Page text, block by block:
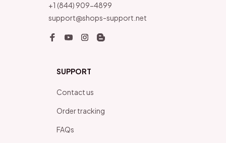
+1 (844) 909-4899
support@shops-support.net
SUPPORT
Contact us
Order tracking
FAQs